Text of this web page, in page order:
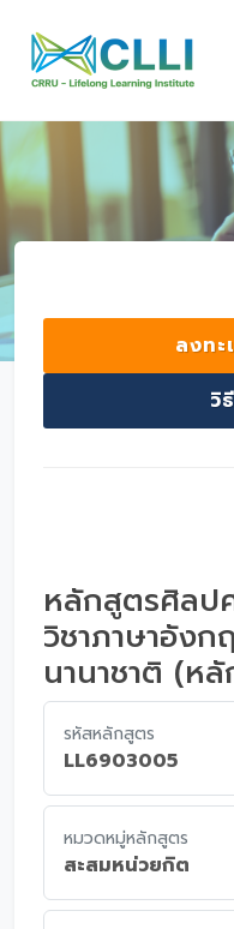
ลงท
วิ
หลักสูตรศิลป
วิชาภาษาอังก
นานาชาติ (ห
รหัสหลักสูตร
LL6903005
หมวดหมู่หลักสูตร
สะสมหน่วยกิต